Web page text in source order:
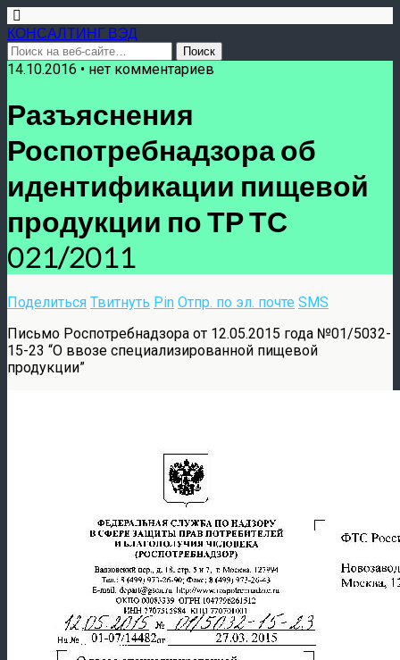
КОНСАЛТИНГ ВЭД
14.10.2016 • нет комментариев
Разъяснения
Роспотребнадзора об
идентификации пищевой
продукции по ТР ТС
021/2011
Поделиться Твитнуть Pin Отпр. по эл. почте SMS
Письмо Роспотребнадзора от 12.05.2015 года №01/5032-
15-23 “О ввозе специализированной пищевой
продукции”